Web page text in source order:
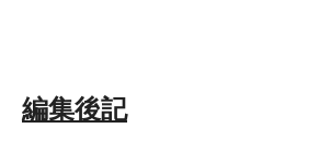
編集後記